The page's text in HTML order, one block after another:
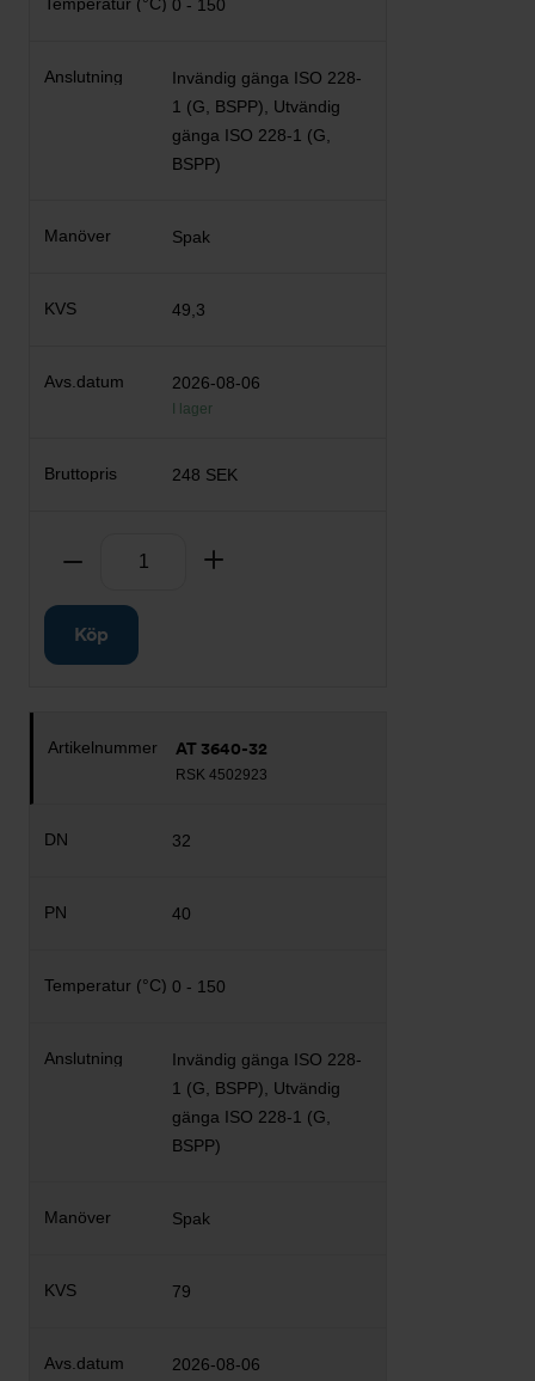
0 - 150
Invändig gänga ISO 228-
1 (G, BSPP), Utvändig
gänga ISO 228-1 (G,
BSPP)
Spak
49,3
2026-08-06
I lager
248 SEK
Ta bort
Köp
AT 3640-32
RSK 4502923
32
40
0 - 150
Invändig gänga ISO 228-
1 (G, BSPP), Utvändig
gänga ISO 228-1 (G,
BSPP)
Spak
79
2026-08-06